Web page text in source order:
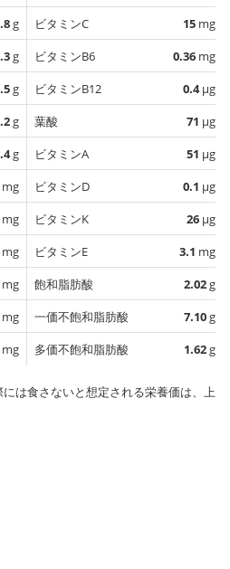
g
g
g
g
g
mg
mg
mg
mg
mg
mg
ビタミンC
15 mg
ビタミンB6
0.36 mg
ビタミンB12
0.4µg
葉酸
71 µg
ビタミンA
51 µg
ビタミンD
0.1 µg
ビタミンK
26 µg
ビタミンE
3.1 mg
飽和脂肪酸
2.02g
一価不飽和脂肪酸
7.10g
多価不飽和脂肪酸
1.62g
は食さないと想定される栄養価は、上